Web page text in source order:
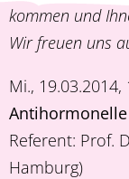
kommen und
Wir freuen uns
Mi.,
Referent: Prof.
Hamburg)